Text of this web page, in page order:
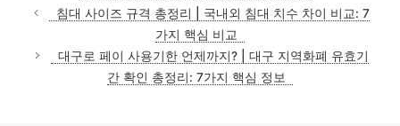
침대 사이즈 규격 총정리 | 국내외 침대 치수 차이 비교: 7
가지 핵심 비교
대구로 페이 사용기한 언제까지? | 대구 지역화폐 유효기
간 확인 총정리: 7가지 핵심 정보